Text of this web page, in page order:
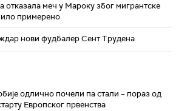
отказала меч у Мароку због мигрантске
примерено
нови фудбалер Сент Трудена
одлично почели па стали – пораз од
Европског првенства